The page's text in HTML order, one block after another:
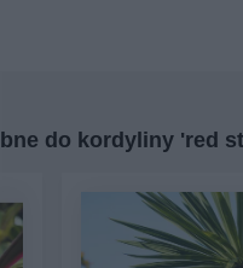
do kordyliny 'red